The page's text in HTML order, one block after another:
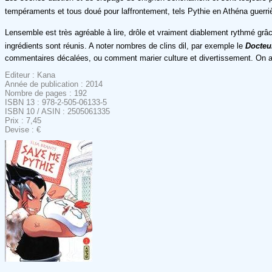
tempéraments et tous doué pour laffrontement, tels Pythie en Athéna
Lensemble est très agréable à lire, drôle et vraiment diablement rythmé
ingrédients sont réunis. A noter nombres de clins dil, par exemple le
commentaires décalées, ou comment marier culture et divertissement. On
Editeur : Kana
Année de publication : 2014
Nombre de pages : 192
ISBN 13 : 978-2-505-06133-5
ISBN 10 / ASIN : 2505061335
Prix : 7,45
Devise : €